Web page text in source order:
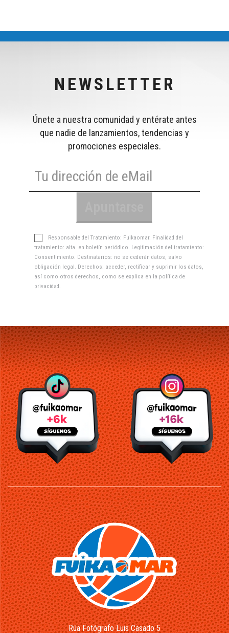
NEWSLETTER
Únete a nuestra comunidad y entérate antes
que nadie de lanzamientos, tendencias y
promociones especiales.
Responsable del Tratamiento: Fuikaomar. Finalidad del
tratamiento: alta en boletín periódico. Legitimación del tratamiento:
Consentimiento. Destinatarios: no se cederán datos, salvo
obligación legal. Derechos: acceder, rectificar y suprimir los datos,
así como otros derechos, como se explica en la política de
privacidad .
Rúa Fotógrafo Luis Casado 5